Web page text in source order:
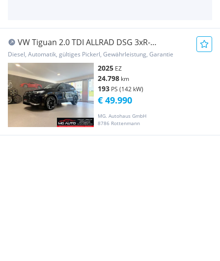
VW Tiguan 2.0 TDI ALLRAD DSG 3xR-
LINE*HEAD-UP*PANO...
Diesel, Automatik, gültiges Pickerl, Gewährleistung, Garantie
2025 EZ
24.798 km
193 PS (142 kW)
MG. Autohaus GmbH
8786 Rottenmann
€ 49.990